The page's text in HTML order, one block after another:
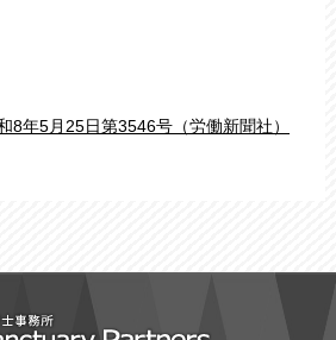
8年5月25日第3546号（労働新聞社）